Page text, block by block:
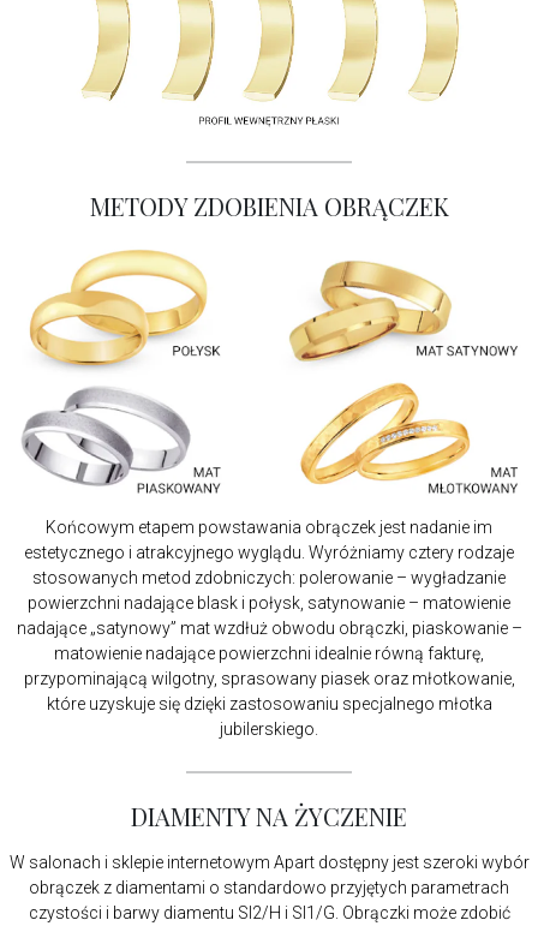
METODY ZDOBIENIA OBRĄCZEK
Końcowym etapem powstawania obrączek jest nadanie im
estetycznego i atrakcyjnego wyglądu. Wyróżniamy cztery rodzaje
stosowanych metod zdobniczych: polerowanie – wygładzanie
powierzchni nadające blask i połysk, satynowanie – matowienie
nadające „satynowy” mat wzdłuż obwodu obrączki, piaskowanie –
matowienie nadające powierzchni idealnie równą fakturę,
przypominającą wilgotny, sprasowany piasek oraz młotkowanie,
które uzyskuje się dzięki zastosowaniu specjalnego młotka
jubilerskiego.
DIAMENTY NA ŻYCZENIE
W salonach i sklepie internetowym Apart dostępny jest szeroki wybór
obrączek z diamentami o standardowo przyjętych parametrach
czystości i barwy diamentu SI2/H i SI1/G. Obrączki może zdobić